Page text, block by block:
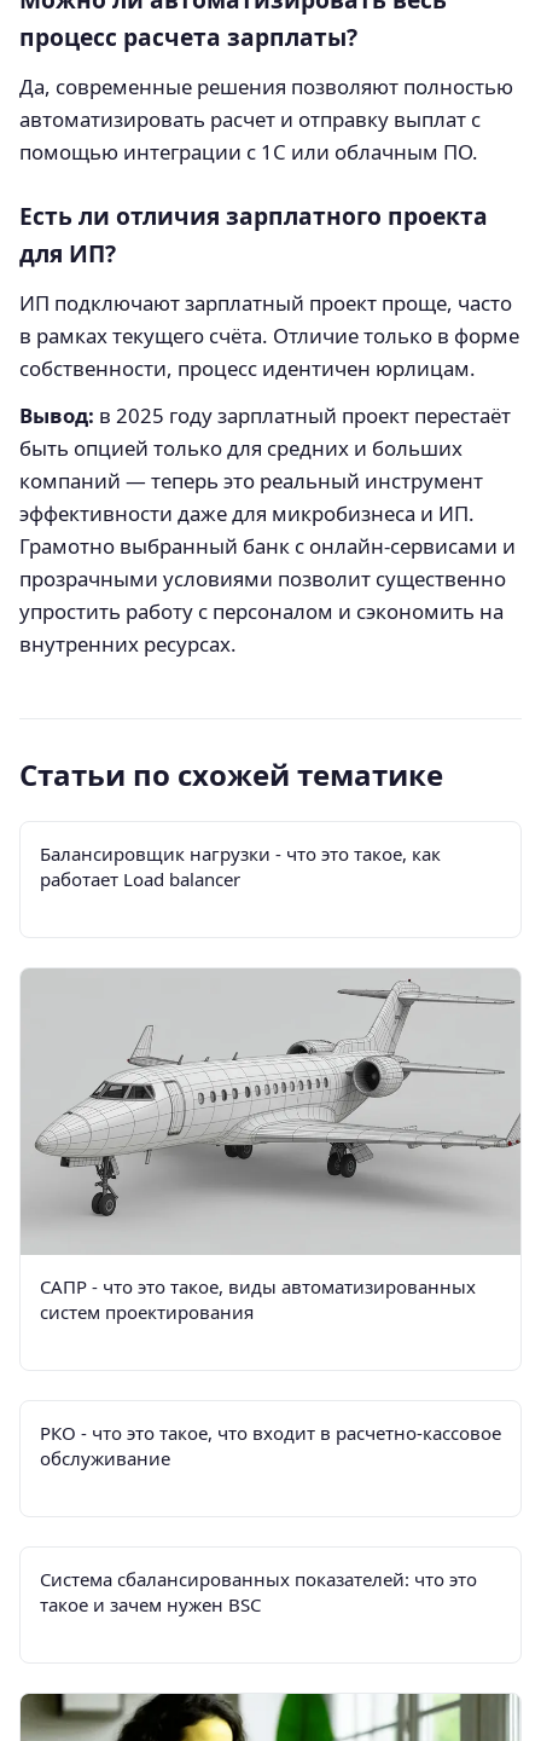
процесс расчета зарплаты?
Да, современные решения позволяют полностью
автоматизировать расчет и отправку выплат с
помощью интеграции с 1С или облачным ПО.
Есть ли отличия зарплатного проекта
для ИП?
ИП подключают зарплатный проект проще, часто
в рамках текущего счёта. Отличие только в форме
собственности, процесс идентичен юрлицам.
Вывод: в 2025 году зарплатный проект перестаёт
быть опцией только для средних и больших
компаний — теперь это реальный инструмент
эффективности даже для микробизнеса и ИП.
Грамотно выбранный банк с онлайн-сервисами и
прозрачными условиями позволит существенно
упростить работу с персоналом и сэкономить на
внутренних ресурсах.
Статьи по схожей тематике
Балансировщик нагрузки - что это такое, как
работает Load balancer
САПР - что это такое, виды автоматизированных
систем проектирования
РКО - что это такое, что входит в расчетно-кассовое
обслуживание
Система сбалансированных показателей: что это
такое и зачем нужен BSС